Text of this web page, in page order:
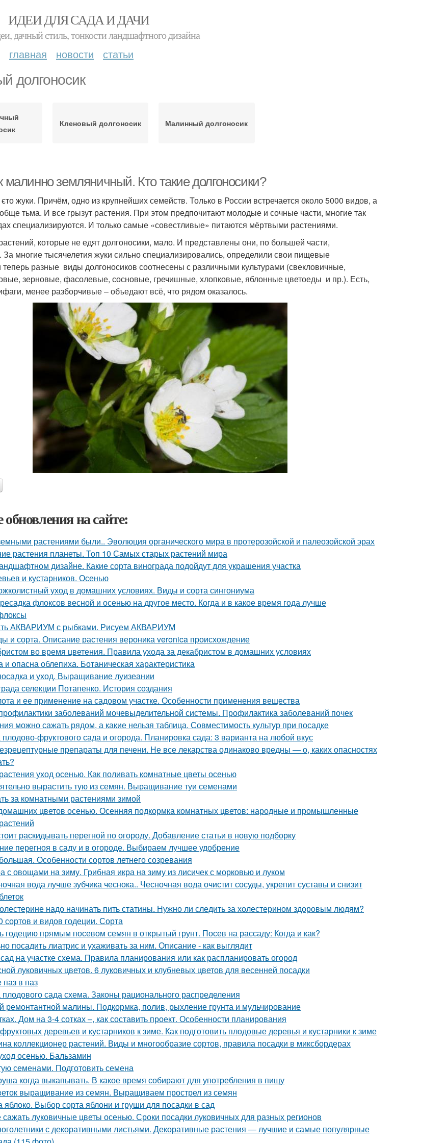
ИДЕИ ДЛЯ САДА И ДАЧИ
дачный стиль, тонкости ландшафтного дизайна
главная новости статьи
долгоносик
Кленовый долгоносик Малинный долгоносик
малинно земляничный. Кто такие долгоносики?
жуки. Причём, одно из крупнейших семейств. Только в России встречается около 5000 видов, а
тьма. И все грызут растения. При этом предпочитают молодые и сочные части, многие так
специализируются. И только самые «совестливые» питаются мёртвыми растениями.
которые не едят долгоносики, мало. И представлены они, по большей части,
За многие тысячелетия жуки сильно специализировались, определили свои пищевые
теперь разные виды долгоносиков соотнесены с различными культурами (свекловичные,
зерновые, фасолевые, сосновые, гречишные, хлопковые, яблонные цветоеды и пр.). Есть,
менее разборчивые – объедают всё, что рядом оказалось.
на сайте:
растениями были.. Эволюция органического мира в протерозойской и палеозойской эрах
растения планеты. Топ 10 Самых старых растений мира
дизайне. Какие сорта винограда подойдут для украшения участка
и кустарников. Осенью
уход в домашних условиях. Виды и сорта сингониума
флоксов весной и осенью на другое место. Когда и в какое время года лучше
АКВАРИУМ с рыбками. Рисуем АКВАРИУМ
и сорта. Описание растения вероника veronica происхождение
во время цветения. Правила ухода за декабристом в домашних условиях
и опасна облепиха. Ботаническая характеристика
и уход. Выращивание луизеании
селекции Потапенко. История создания
и ее применение на садовом участке. Особенности применения вещества
заболеваний мочевыделительной системы. Профилактика заболеваний почек
можно сажать рядом, а какие нельзя таблица. Совместимость культур при посадке
фруктового сада и огорода. Планировка сада: 3 варианта на любой вкус
препараты для печени. Не все лекарства одинаково вредны — о, каких опасностях
уход осенью. Как поливать комнатные цветы осенью
вырастить тую из семян. Выращивание туи семенами
за комнатными растениями зимой
цветов осенью. Осенняя подкормка комнатных цветов: народные и промышленные
раскидывать перегной по огороду. Добавление статьи в новую подборку
перегноя в саду и в огороде. Выбираем лучшее удобрение
Особенности сортов летнего созревания
с овощами на зиму. Грибная икра на зиму из лисичек с морковью и луком
вода лучше зубчика чеснока.. Чесночная вода очистит сосуды, укрепит суставы и снизит
надо начинать пить статины. Нужно ли следить за холестерином здоровым людям?
сортов и видов годеции. Сорта
годецию прямым посевом семян в открытый грунт. Посев на рассаду: Когда и как?
посадить лиатрис и ухаживать за ним. Описание - как выглядит
на участке схема. Правила планирования или как распланировать огород
луковичных цветов. 6 луковичных и клубневых цветов для весенней посадки
в паз
сада схема. Законы рационального распределения
ремонтантной малины. Подкормка, полив, рыхление грунта и мульчирование
Дом на 3-4 сотках –, как составить проект. Особенности планирования
деревьев и кустарников к зиме. Как подготовить плодовые деревья и кустарники к зиме
коллекционер растений. Виды и многообразие сортов, правила посадки в миксбордерах
осенью. Бальзамин
семенами. Подготовить семена
когда выкапывать. В какое время собирают для употребления в пищу
выращивание из семян. Выращиваем прострел из семян
яблоко. Выбор сорта яблони и груши для посадки в сад
сажать луковичные цветы осенью. Сроки посадки луковичных для разных регионов
с декоративными листьями. Декоративные растения — лучшие и самые популярные